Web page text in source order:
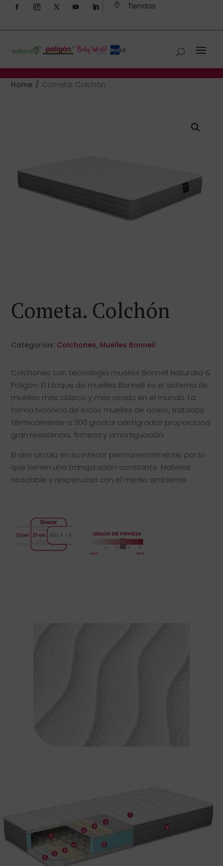
 Tiendas
Home / Cometa. Colchón
Cometa. Colchón
Categorías: Colchones, Muelles Bonnell
Colchones con tecnología muelles Bonnell Naturalia &
Poligón. El bloque de muelles Bonnell es el sistema de
muelles más clásico y más usado en el mundo. La
forma bicónica de estos muelles de acero, tratados
térmicamente a 300 grados centígrados proporciona
gran resistencia, firmeza y amortiguación.
El aire circula en su interior permanentemente, por lo
que tienen una transpiración constante. Material
reciclable y respetuosa con el medio ambiente.